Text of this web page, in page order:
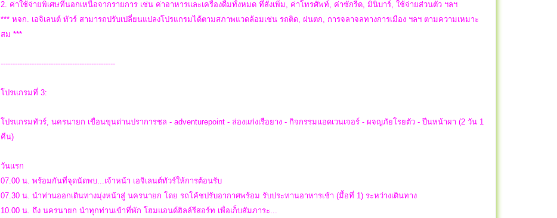
2. ค่าใช้จ่ายพิเศษที่นอกเหนือจากรายการ เช่น ค่าอาหารและเครื่องดื่มทั้งหมด ที่สั่งเพิ่ม, ค่าโทรศัพท์, ค่าซักรีด, มินิบาร์, ใช้จ่ายส่วนตัว ฯลฯ
*** หจก. เอจิเลนต์ ทัวร์ สามารถปรับเปลี่ยนแปลงโปรแกรมได้ตามสภาพแวดล้อมเช่น รถติด, ฝนตก, การจลาจลทางการเมือง ฯลฯ ตามความเหมาะ
สม ***
------------------------------------------------
โปรแกรมที่ 3:
โปรแกรมทัวร์, นครนายก เขื่อนขุนด่านปราการชล - adventurepoint - ล่องแก่งเรือยาง - กิจกรรมแอดเวนเจอร์ - ผจญภัยโรยตัว - ปีนหน้าผา (2 วัน 1
คืน)
วันแรก
07.00 น. พร้อมกันที่จุดนัดพบ...เจ้าหน้า เอจิเลนต์ทัวร์ให้การต้อนรับ
07.30 น. นำท่านออกเดินทางมุ่งหน้าสู่ นครนายก โดย รถโค้ชปรับอากาศพร้อม รับประทานอาหารเช้า (มื้อที่ 1) ระหว่างเดินทาง
10.00 น. ถึง นครนายก นำทุกท่านเข้าที่พัก โฮมแอนด์ฮิลล์รีสอร์ท เพื่อเก็บสัมภาระ...